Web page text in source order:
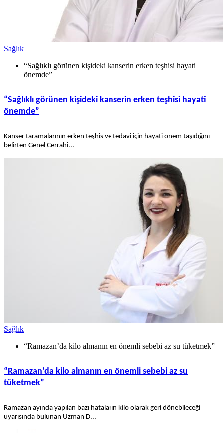
Sağlık
“Sağlıklı görünen kişideki kanserin erken teşhisi hayati
önemde”
“Sağlıklı görünen kişideki kanserin erken teşhisi hayati
önemde”
Kanser taramalarının erken teşhis ve tedavi için hayati önem taşıdığını
belirten Genel Cerrahi...
Sağlık
“Ramazan’da kilo almanın en önemli sebebi az su tüketmek”
“Ramazan’da kilo almanın en önemli sebebi az su
tüketmek”
Ramazan ayında yapılan bazı hataların kilo olarak geri dönebileceği
uyarısında bulunan Uzman D...